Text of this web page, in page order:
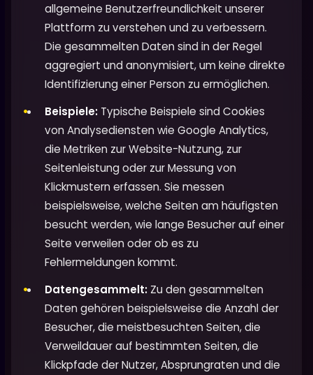
allgemeine Benutzerfreundlichkeit unserer
Plattform zu verstehen und zu verbessern.
Die gesammelten Daten sind in der Regel
aggregiert und anonymisiert, um keine direkte
Identifizierung einer Person zu ermöglichen.
Beispiele: Typische Beispiele sind Cookies
von Analysediensten wie Google Analytics,
die Metriken zur Website-Nutzung, zur
Seitenleistung oder zur Messung von
Klickmustern erfassen. Sie messen
beispielsweise, welche Seiten am häufigsten
besucht werden, wie lange Besucher auf einer
Seite verweilen oder ob es zu
Fehlermeldungen kommt.
Datengesammelt: Zu den gesammelten
Daten gehören beispielsweise die Anzahl der
Besucher, die meistbesuchten Seiten, die
Verweildauer auf bestimmten Seiten, die
Klickpfade der Nutzer, Absprungraten und die